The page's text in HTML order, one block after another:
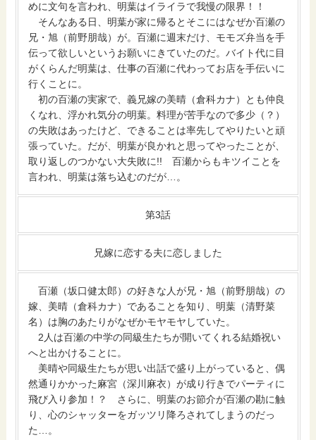
めに文句を言われ、明葉はイライラで我慢の限界！！
そんなある日、明葉が家に帰るとそこにはなぜか百瀬の
兄・旭（前野朋哉）が。百瀬に週末だけ、モモズ弁当を手
伝って欲しいというお願いにきていたのだ。バイト代に目
がくらんだ明葉は、仕事の百瀬に代わってお店を手伝いに
行くことに。
初の百瀬の実家で、義兄嫁の美晴（倉科カナ）とも仲良
くなれ、浮かれ気分の明葉。料理が苦手なので多少（？）
の失敗はあったけど、できることは率先してやりたいと頑
張っていた。だが、明葉が良かれと思ってやったことが、
取り返しのつかない大失敗に!! 百瀬からもキツイことを
言われ、明葉は落ち込むのだが…。
第3話
兄嫁に恋する夫に恋しました
百瀬（坂口健太郎）の好きな人が兄・旭（前野朋哉）の
嫁、美晴（倉科カナ）であることを知り、明葉（清野菜
名）は胸のあたりがなぜかモヤモヤしていた。
2人は百瀬の中学の同級生たちが開いてくれる結婚祝い
へと出かけることに。
美晴や同級生たちが思い出話で盛り上がっていると、偶
然通りかかった麻宮（深川麻衣）が成り行きでパーティに
飛び入り参加！？ さらに、明葉のお節介が百瀬の勘に触
り、心のシャッターをガッツリ降ろされてしまうのだっ
た…。